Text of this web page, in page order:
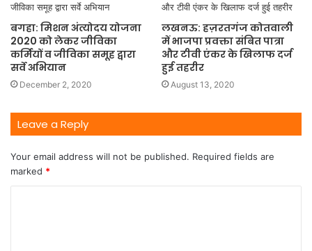
बगहा: मिशन अंत्योदय योजना
2020 काे लेकर जीविका
कर्मियों व जीविका समूह द्वारा
सर्वे अभियान
December 2, 2020
लखनऊ: हज़रतगंज कोतवाली
में भाजपा प्रवक्ता संबित पात्रा
और टीवी एंकर के खिलाफ दर्ज
हुई तहरीर
August 13, 2020
Leave a Reply
Your email address will not be published. Required fields are
marked *